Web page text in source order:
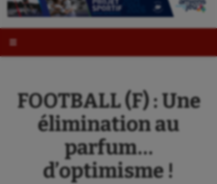
FOOTBALL (F) : Une
élimination au
parfum…
d’optimisme !